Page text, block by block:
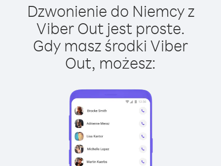
Dzwonienie do Niemcy z
Viber Out jest proste.
Gdy masz środki Viber
Out, możesz: